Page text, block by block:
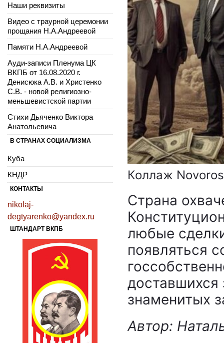
Коллаж
Страна
любые
появляться
доставшихся
знаменитых
Автор:
Наши реквизиты
Видео с траурной церемонии
прощания Н.А.Андреевой
Памяти Н.А.Андреевой
Ауди-записи Пленума ЦК
ВКПБ от 16.08.2020 г.
Денисюка А.В. и Христенко
С.В. - новой религиозно-
меньшевистской партии
Стихи Дьяченко Виктора
Анатольевича
В СТРАНАХ СОЦИАЛИЗМА
Куба
КНДР
КОНТАКТЫ
nikolaj-
degtyarenko@yandex.ru
ШТАНДАРТ ВКПБ